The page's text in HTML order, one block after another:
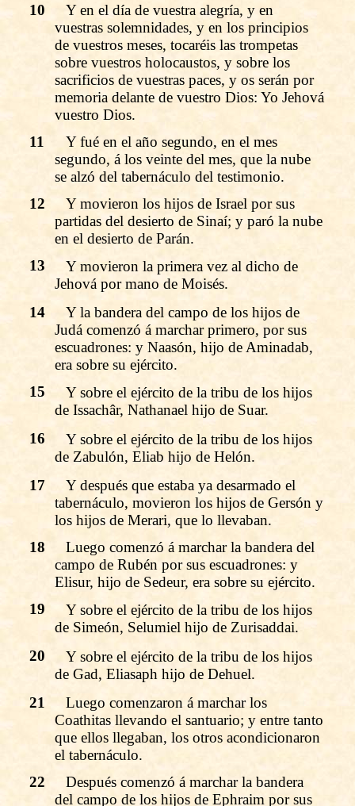
10
Y en el día de vuestra alegría, y en
vuestras solemnidades, y en los principios
de vuestros meses, tocaréis las trompetas
sobre vuestros holocaustos, y sobre los
sacrificios de vuestras paces, y os serán por
memoria delante de vuestro Dios: Yo Jehová
vuestro Dios.
11
Y fué en el año segundo, en el mes
segundo, á los veinte del mes, que la nube
se alzó del tabernáculo del testimonio.
12
Y movieron los hijos de Israel por sus
partidas del desierto de Sinaí; y paró la nube
en el desierto de Parán.
13
Y movieron la primera vez al dicho de
Jehová por mano de Moisés.
14
Y la bandera del campo de los hijos de
Judá comenzó á marchar primero, por sus
escuadrones: y Naasón, hijo de Aminadab,
era sobre su ejército.
15
Y sobre el ejército de la tribu de los hijos
de Issachâr, Nathanael hijo de Suar.
16
Y sobre el ejército de la tribu de los hijos
de Zabulón, Eliab hijo de Helón.
17
Y después que estaba ya desarmado el
tabernáculo, movieron los hijos de Gersón y
los hijos de Merari, que lo llevaban.
18
Luego comenzó á marchar la bandera del
campo de Rubén por sus escuadrones: y
Elisur, hijo de Sedeur, era sobre su ejército.
19
Y sobre el ejército de la tribu de los hijos
de Simeón, Selumiel hijo de Zurisaddai.
20
Y sobre el ejército de la tribu de los hijos
de Gad, Eliasaph hijo de Dehuel.
21
Luego comenzaron á marchar los
Coathitas llevando el santuario; y entre tanto
que ellos llegaban, los otros acondicionaron
el tabernáculo.
22
Después comenzó á marchar la bandera
del campo de los hijos de Ephraim por sus